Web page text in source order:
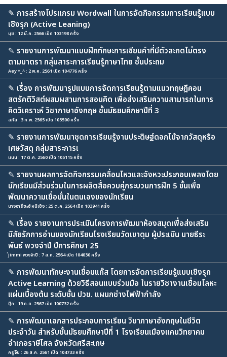
✎ การสร้างโปรแกรม Wordwall ในการจัดกิจกรรมการเรียนรู้แบบ
เชิงรุก (Active Leaning)
นุช : 12 มี.ค. 2566 เปิด 103198 ครั้ง
✎ รายงานการพัฒนาแบบฝึกทักษะการเขียนคำที่มีตัวสะกดไม่ตรง
ตามมาตรา กลุ่มสาระการเรียนรู้ภาษาไทย ชั้นประถม
Aey ^_^ : 2 พ.ค. 2561 เปิด 104776 ครั้ง
✎ เรื่อง การพัฒนารูปแบบการจัดการเรียนรู้ตามแนวทฤษฎีคอน
สตรัคติวิสต์ผสมผสานการสอนคิด เพื่อส่งเสริมความสามารถในการ
คิดวิเคราะห์ วิชาภาษาอังกฤษ ชั้นมัธยมศึกษาปีที่ 3
ลภัส : 3 ก.พ. 2565 เปิด 103500 ครั้ง
✎ รายงานการพัฒนาชุดการเรียนรู้งานประดิษฐ์ดอกไม้จากวัสดุหรือ
เศษวัสดุ กลุ่มสาระการเ
แนน : 17 ต.ค. 2560 เปิด 105115 ครั้ง
✎ รายงานผลการจัดกิจกรรมเคลื่อนไหวและจังหวะประกอบเพลงโดย
นักเรียนมีส่วนร่วมในการผลิตสื่อควบคู่กระบวนการฝึก 5 ขั้นเพื่อ
พัฒนาความเชื่อมั่นในตนเองของนักเรียน
นางอารีซะฮ์ หนิเซ็ง : 25 ต.ค. 2564 เปิด 103941 ครั้ง
✎ เรื่อง รายงานการประเมินโครงการพัฒนาห้องสมุดเพื่อส่งเสริม
นิสัยรักการอ่านของนักเรียนโรงเรียนวัดเขาดุม ผู้ประเมิน นายธีระ
พันธ์ พวงจำปี ปีการศึกษา 25
่jimmi พวงจำปี : 7 ส.ค. 2564 เปิด 104030 ครั้ง
✎ การพัฒนาทักษะงานเชื่อมแก๊ส โดยการจัดการเรียนรู้แบบเชิงรุก
Active Learning ด้วยวิธีสอนแบบร่วมมือ ในรายวิชางานเชื่อมโลหะ
แผ่นเบื้องต้น ระดับชั้น ปวช. แผนกช่างไฟฟ้ากำลัง
ปุ๊ก : 19 ก.ย. 2567 เปิด 100732 ครั้ง
✎ การพัฒนาเอกสารประกอบการเรียน วิชาภาษาอังกฤษในชีวิต
ประจำวัน สำหรับชั้นมัธยมศึกษาปีที่ 1 โรงเรียนเมืองแคนวิทยาคม
อำเภอราษีไศล จังหวัดศรีสะเกษ
ครูจิ๊บ : 26 ส.ค. 2561 เปิด 104733 ครั้ง